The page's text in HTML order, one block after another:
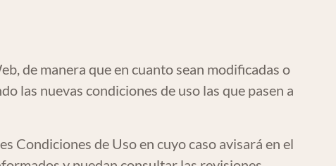
de manera que en cuanto sean modificadas o
las nuevas condiciones de uso las que pasen a
Condiciones de Uso en cuyo caso avisará en el